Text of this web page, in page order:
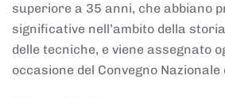
superiore a 35 anni, che abbiano
significative nell’ambito della
delle tecniche, e viene assegnato
occasione del Convegno Nazionale